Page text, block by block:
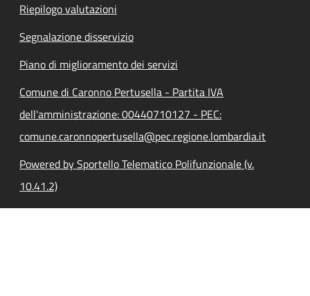
Riepilogo valutazioni
Segnalazione disservizio
Piano di miglioramento dei servizi
Comune di Caronno Pertusella - Partita IVA
dell'amministrazione: 00440710127 - PEC:
comune.caronnopertusella@pec.regione.lombardia.it
Powered by Sportello Telematico Polifunzionale (v.
10.41.2)